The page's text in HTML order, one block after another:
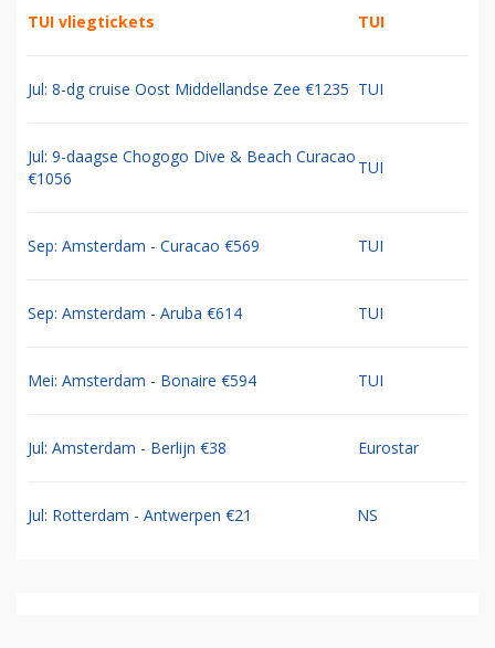
TUI vliegtickets TUI
Jul: 8-dg cruise Oost Middellandse Zee €1235 TUI
Jul: 9-daagse Chogogo Dive & Beach Curacao
€1056
TUI
Sep: Amsterdam - Curacao €569 TUI
Sep: Amsterdam - Aruba €614 TUI
Mei: Amsterdam - Bonaire €594 TUI
Jul: Amsterdam - Berlijn €38 Eurostar
Jul: Rotterdam - Antwerpen €21 NS